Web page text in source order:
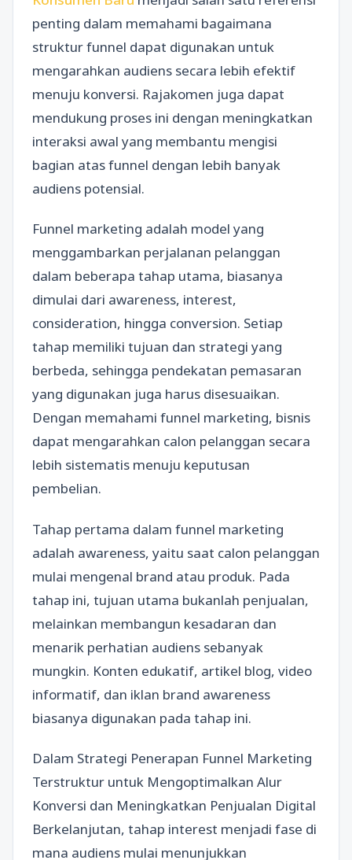
penting dalam memahami bagaimana
struktur funnel dapat digunakan untuk
mengarahkan audiens secara lebih efektif
menuju konversi. Rajakomen juga dapat
mendukung proses ini dengan meningkatkan
interaksi awal yang membantu mengisi
bagian atas funnel dengan lebih banyak
audiens potensial.
Funnel marketing adalah model yang
menggambarkan perjalanan pelanggan
dalam beberapa tahap utama, biasanya
dimulai dari awareness, interest,
consideration, hingga conversion. Setiap
tahap memiliki tujuan dan strategi yang
berbeda, sehingga pendekatan pemasaran
yang digunakan juga harus disesuaikan.
Dengan memahami funnel marketing, bisnis
dapat mengarahkan calon pelanggan secara
lebih sistematis menuju keputusan
pembelian.
Tahap pertama dalam funnel marketing
adalah awareness, yaitu saat calon pelanggan
mulai mengenal brand atau produk. Pada
tahap ini, tujuan utama bukanlah penjualan,
melainkan membangun kesadaran dan
menarik perhatian audiens sebanyak
mungkin. Konten edukatif, artikel blog, video
informatif, dan iklan brand awareness
biasanya digunakan pada tahap ini.
Dalam Strategi Penerapan Funnel Marketing
Terstruktur untuk Mengoptimalkan Alur
Konversi dan Meningkatkan Penjualan Digital
Berkelanjutan, tahap interest menjadi fase di
mana audiens mulai menunjukkan